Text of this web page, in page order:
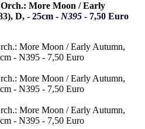
More Moon / Early
D, - 25cm - N395 - 7,50 Euro